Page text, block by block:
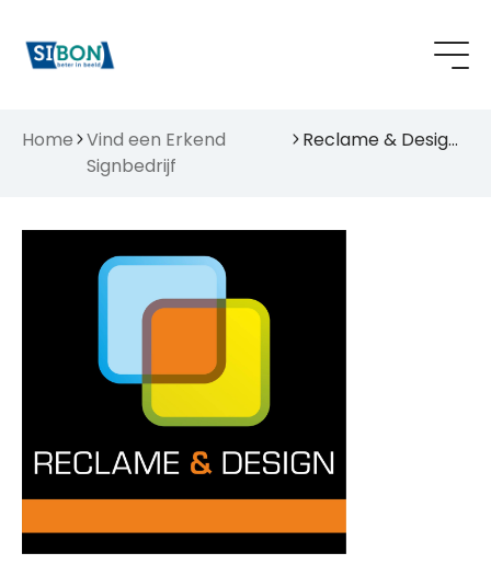
Home Vind een Erkend
Signbedrijf
Reclame & Design B.V.